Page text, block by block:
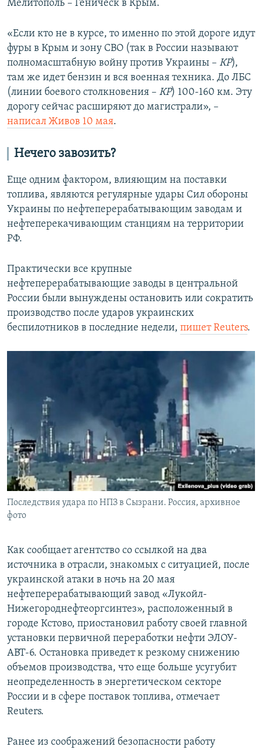
Мелитополь – Геническ в Крым.
«Если кто не в курсе, то именно по этой дороге идут
фуры в Крым и зону СВО (так в России называют
полномасштабную войну против Украины – КР),
там же идет бензин и вся военная техника. До ЛБС
(линии боевого столкновения – КР) 100-160 км. Эту
дорогу сейчас расширяют до магистрали», –
написал Живов 10 мая.
Нечего завозить?
Еще одним фактором, влияющим на поставки
топлива, являются регулярные удары Сил обороны
Украины по нефтеперерабатывающим заводам и
нефтеперекачивающим станциям на территории
РФ.
Практически все крупные
нефтеперерабатывающие заводы в центральной
России были вынуждены остановить или сократить
производство после ударов украинских
беспилотников в последние недели, пишет Reuters.
Последствия удара по НПЗ в Сызрани. Россия, архивное
фото
Как сообщает агентство со ссылкой на два
источника в отрасли, знакомых с ситуацией, после
украинской атаки в ночь на 20 мая
нефтеперерабатывающий завод «Лукойл-
Нижегороднефтеоргсинтез», расположенный в
городе Кстово, приостановил работу своей главной
установки первичной переработки нефти ЭЛОУ-
АВТ-6. Остановка приведет к резкому снижению
объемов производства, что еще больше усугубит
неопределенность в энергетическом секторе
России и в сфере поставок топлива, отмечает
Reuters.
Ранее из соображений безопасности работу